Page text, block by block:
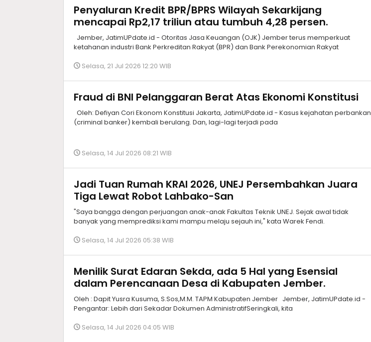
Penyaluran Kredit BPR/BPRS Wilayah Sekarkijang
mencapai Rp2,17 triliun atau tumbuh 4,28 persen.
Jember, JatimUPdate.id - Otoritas Jasa Keuangan (OJK) Jember terus memperkuat
ketahanan industri Bank Perkreditan Rakyat (BPR) dan Bank Perekonomian Rakyat
Selasa, 21 Jul 2026 12:20 WIB
Fraud di BNI Pelanggaran Berat Atas Ekonomi Konstitusi
Oleh: Defiyan Cori Ekonom Konstitusi Jakarta, JatimUPdate.id - Kasus kejahatan perbankan
(criminal banker) kembali berulang. Dan, lagi-lagi terjadi pada
Selasa, 14 Jul 2026 08:21 WIB
Jadi Tuan Rumah KRAI 2026, UNEJ Persembahkan Juara
Tiga Lewat Robot Lahbako-San
"Saya bangga dengan perjuangan anak-anak Fakultas Teknik UNEJ. Sejak awal tidak
banyak yang memprediksi kami mampu melaju sejauh ini," kata Warek Fendi.
Selasa, 14 Jul 2026 05:38 WIB
Menilik Surat Edaran Sekda, ada 5 Hal yang Esensial
dalam Perencanaan Desa di Kabupaten Jember.
Oleh : Dapit Yusra Kusuma, S.Sos,M.M. TAPM Kabupaten Jember Jember, JatimUPdate.id -
Pengantar: Lebih dari Sekadar Dokumen AdministratifSeringkali, kita
Selasa, 14 Jul 2026 04:05 WIB